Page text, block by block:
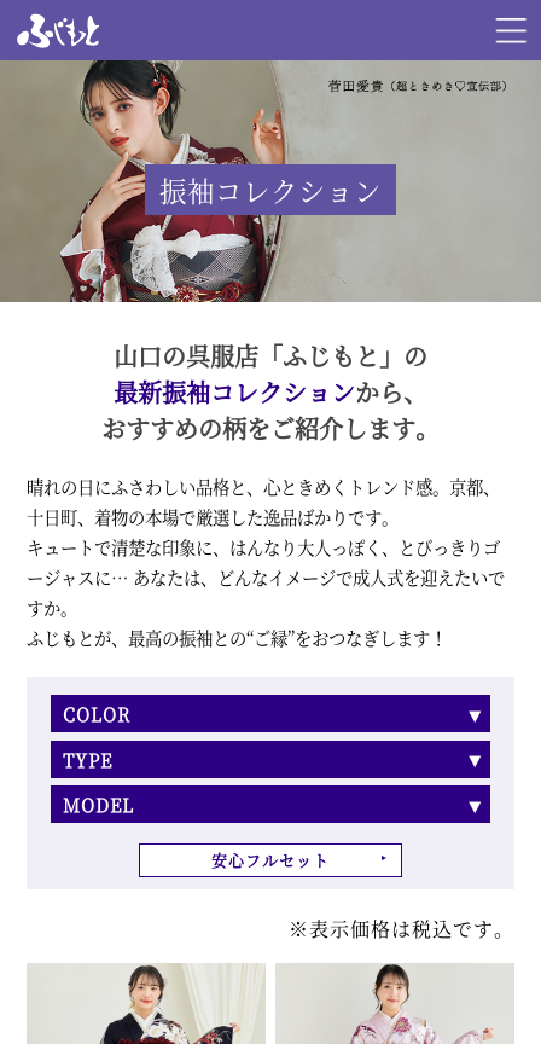
振袖コレクション
山口の呉服店「ふじもと」の
最新振袖コレクションから、
おすすめの柄をご紹介します。
晴れの日にふさわしい品格と、心ときめくトレンド感。京都、
十日町、着物の本場で厳選した逸品ばかりです。
キュートで清楚な印象に、はんなり大人っぽく、とびっきりゴ
ージャスに… あなたは、どんなイメージで成人式を迎えたいで
すか。
ふじもとが、最高の振袖との“ご縁”をおつなぎします！
COLOR
TYPE
MODEL
安心フルセット
※表示価格は税込です。